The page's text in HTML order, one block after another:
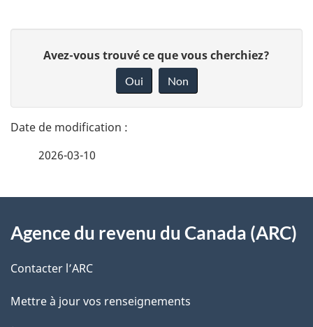
t
a
l
s
l
n
o
t
r
e
é
Avez-vous trouvé ce que vous cherchiez?
Oui Non
2026-03-10
propos
de
ce
Agence du revenu du Canada (ARC)
Contacter l’ARC
Mettre à jour vos renseignements